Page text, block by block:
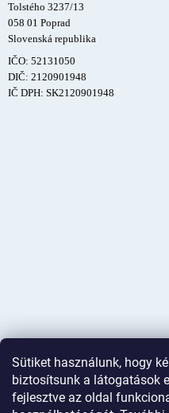
Sütiket használunk, hogy
biztosítsunk a látogatások
fejlesztve az oldal
Tolstého 3237/13
058 01 Poprad
Slovenská republika
IČO: 52131050
DIČ: 2120901948
IČ DPH: SK2120901948